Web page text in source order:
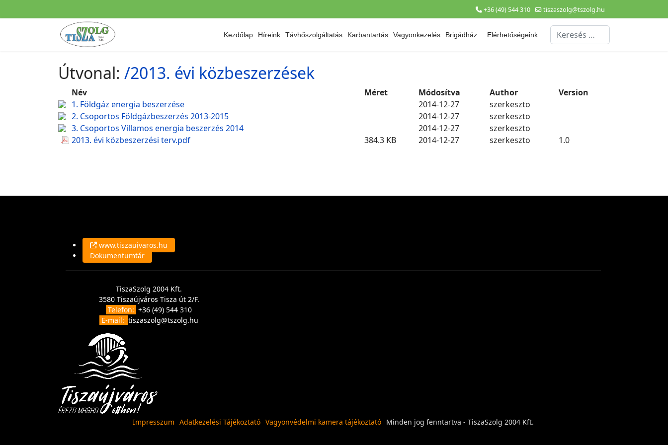
+36 (49) 544 310 tiszaszolg@tszolg.hu
Kezdőlap Híreink Távhőszolgáltatás Karbantartás Vagyonkezelés Brigádház Elérhetőségeink Keresés...
Útvonal: /2013. évi közbeszerzések
Név Méret Módosítva Author
Version
1. Földgáz energia beszerzése
2014-12-27
szerkeszto
2. Csoportos Földgázbeszerzés 2013-2015
2014-12-27
szerkeszto
3. Csoportos Villamos energia beszerzés 2014
2014-12-27
szerkeszto
2013. évi közbeszerzési terv.pdf
384.3 KB 2014-12-27 szerkeszto 1.0
www.tiszaujvaros.hu
Dokumentumtár
TiszaSzolg 2004 Kft.
3580 Tiszaújváros Tisza út 2/F.
Telefon: +36 (49) 544 310
E-mail:tiszaszolg@tszolg.hu
Impresszum Adatkezelési Tájékoztató Vagyonvédelmi kamera tájékoztató Minden jog fenntartva - TiszaSzolg 2004 Kft.